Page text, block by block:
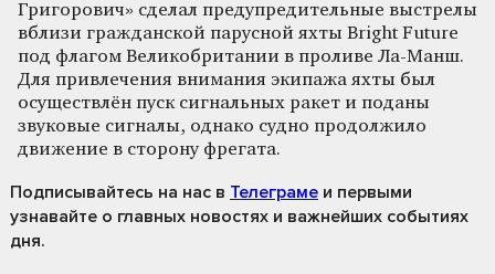
Григорович» сделал предупредительные выстрелы
вблизи гражданской парусной яхты Bright Future
под флагом Великобритании в проливе Ла-Манш.
Для привлечения внимания экипажа яхты был
осуществлён пуск сигнальных ракет и поданы
звуковые сигналы, однако судно продолжило
движение в сторону фрегата.
Подписывайтесь на нас в Телеграме и первыми
узнавайте о главных новостях и важнейших событиях
дня.